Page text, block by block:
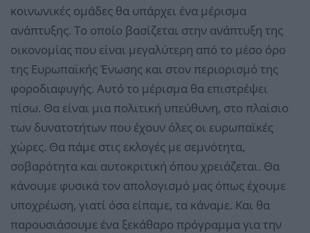
κοινωνικές ομάδες θα υπάρχει ένα μέρισμα
ανάπτυξης. Το οποίο βασίζεται στην ανάπτυξη της
οικονομίας που είναι μεγαλύτερη από το μέσο όρο
της Ευρωπαϊκής Ένωσης και στον περιορισμό της
φοροδιαφυγής. Αυτό το μέρισμα θα επιστρέψει
πίσω. Θα είναι μια πολιτική υπεύθυνη, στο πλαίσιο
των δυνατοτήτων που έχουν όλες οι ευρωπαϊκές
χώρες. Θα πάμε στις εκλογές με σεμνότητα,
σοβαρότητα και αυτοκριτική όπου χρειάζεται. Θα
κάνουμε φυσικά τον απολογισμό μας όπως έχουμε
υποχρέωση, γιατί όσα είπαμε, τα κάναμε. Και θα
παρουσιάσουμε ένα ξεκάθαρο πρόγραμμα για την